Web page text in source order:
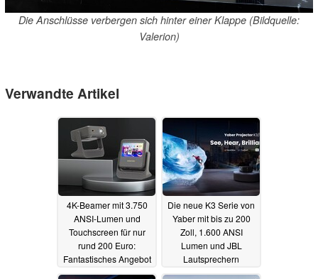
Die Anschlüsse verbergen sich hinter einer Klappe (Bildquelle:
Valerion)
Verwandte Artikel
4K-Beamer mit 3.750
ANSI-Lumen und
Touchscreen für nur
rund 200 Euro:
Fantastisches Angebot
dürfte Betrug sein
Die neue K3 Serie von
Yaber mit bis zu 200
Zoll, 1.600 ANSI
Lumen und JBL
Lautsprechern
vorgestellt04.09.2024